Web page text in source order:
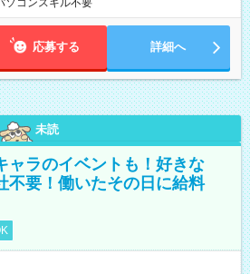
ソコンスキル不要
応募する 詳細へ
未読
ャラのイベントも！好きな
要！働いたその日に給料